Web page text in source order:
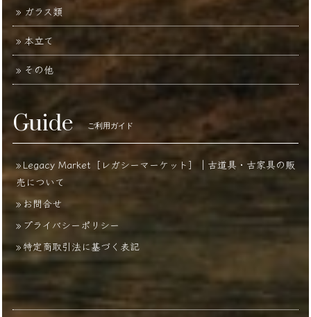
ガラス類
本立て
その他
Guide ご利用ガイド
Legacy Market［レガシーマーケット］｜古道具・古家具の販
売について
お問合せ
プライバシーポリシー
特定商取引法に基づく表記